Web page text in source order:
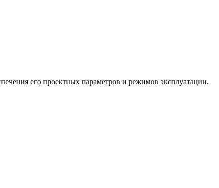
его проектных параметров и режимов эксплуатации.